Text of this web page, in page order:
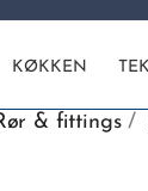
KØKKEN
& fittings